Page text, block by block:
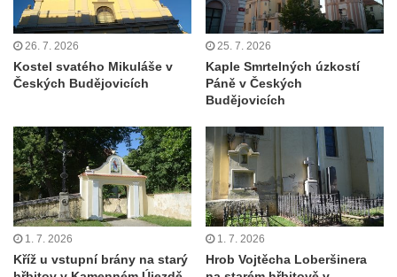
Touchovicích
Kaple u polní cesty východně od zámku v
Jimlíně
Kaple svatého Rocha na zvířecím hřbitově v
Kaple v zahradě domu čp. 55 v Jimlíně
Kaple svatého Josefa v Jimlíně
Márnice na hřbitově v Opočně u Loun
Kostel Nanebevzetí Panny Marie v Opočně
Kostel svaté Barbory v Otvicích
26. 7. 2026
Kostel svatého Mikuláše v
Českých Budějovicích
25. 7. 2026
Kaple Smrtelných úzkostí
Páně v Českých
Budějovicích
1. 7. 2026
Kříž u vstupní brány na starý
1. 7. 2026
Hrob Vojtěcha Loberšinera